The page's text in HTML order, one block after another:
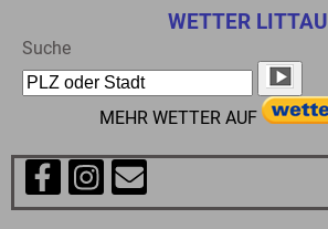
WETTER LITTAU
Suche
MEHR WETTER AUF